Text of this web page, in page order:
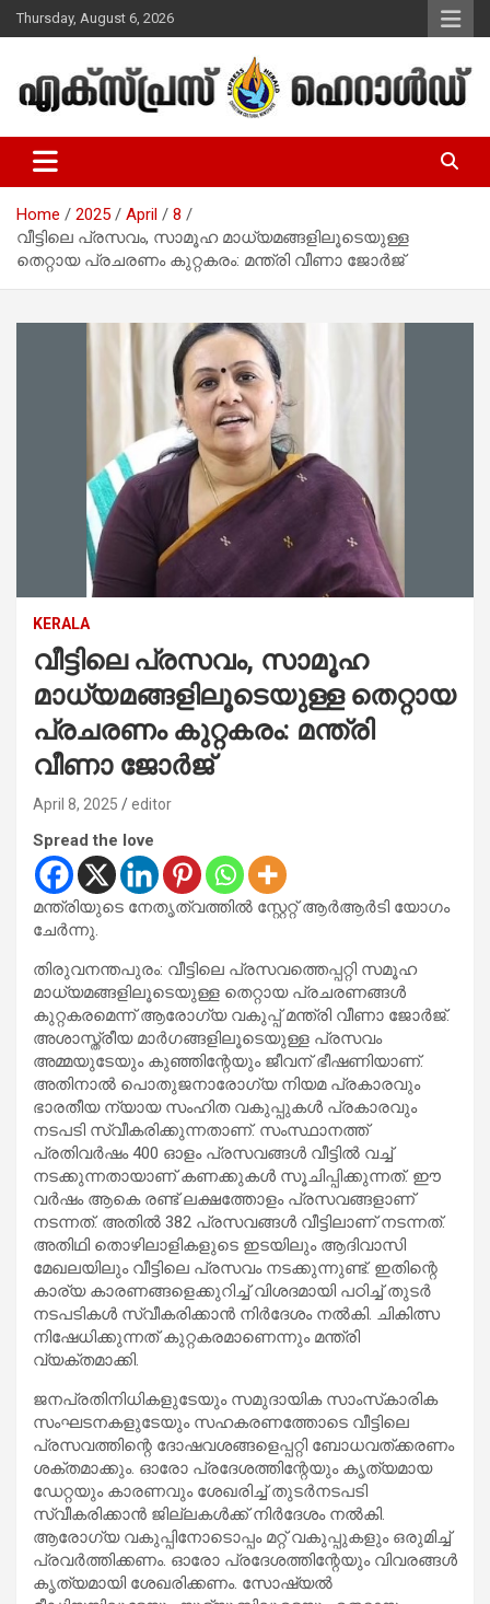
Skip
to
Thursday, August 6, 2026
Express Herald – Malayalam
Christian News
Home 2025 April
8
വീട്ടിലെ പ്രസവം, സാമൂഹ മാധ്യമങ്ങളിലൂടെയുള്ള
തെറ്റായ പ്രചരണം കുറ്റകരം: മന്ത്രി വീണാ ജോര്‍ജ്
KERALA
വീട്ടിലെ പ്രസവം, സാമൂഹ
മാധ്യമങ്ങളിലൂടെയുള്ള തെറ്റായ
പ്രചരണം കുറ്റകരം: മന്ത്രി
വീണാ ജോര്‍ജ്
April 8, 2025 editor
Spread the love
മന്ത്രിയുടെ നേതൃത്വത്തില്‍ സ്റ്റേറ്റ് ആര്‍ആര്‍ടി യോഗം
ചേര്‍ന്നു.
തിരുവനന്തപുരം: വീട്ടിലെ പ്രസവത്തെപ്പറ്റി സമൂഹ
മാധ്യമങ്ങളിലൂടെയുള്ള തെറ്റായ പ്രചരണങ്ങള്‍
കുറ്റകരമെന്ന് ആരോഗ്യ വകുപ്പ് മന്ത്രി വീണാ ജോര്‍ജ്.
അശാസ്ത്രീയ മാര്‍ഗങ്ങളിലൂടെയുള്ള പ്രസവം
അമ്മയുടേയും കുഞ്ഞിന്റേയും ജീവന് ഭീഷണിയാണ്.
അതിനാല്‍ പൊതുജനാരോഗ്യ നിയമ പ്രകാരവും
ഭാരതീയ ന്യായ സംഹിത വകുപ്പുകള്‍ പ്രകാരവും
നടപടി സ്വീകരിക്കുന്നതാണ്. സംസ്ഥാനത്ത്
പ്രതിവര്‍ഷം 400 ഓളം പ്രസവങ്ങള്‍ വീട്ടില്‍ വച്ച്
നടക്കുന്നതായാണ് കണക്കുകള്‍ സൂചിപ്പിക്കുന്നത്. ഈ
വര്‍ഷം ആകെ രണ്ട് ലക്ഷത്തോളം പ്രസവങ്ങളാണ്
നടന്നത്. അതില്‍ 382 പ്രസവങ്ങള്‍ വീട്ടിലാണ് നടന്നത്.
അതിഥി തൊഴിലാളികളുടെ ഇടയിലും ആദിവാസി
മേഖലയിലും വീട്ടിലെ പ്രസവം നടക്കുന്നുണ്ട്. ഇതിന്റെ
കാര്യ കാരണങ്ങളെക്കുറിച്ച് വിശദമായി പഠിച്ച് തുടര്‍
നടപടികള്‍ സ്വീകരിക്കാന്‍ നിര്‍ദേശം നല്‍കി. ചികിത്സ
നിഷേധിക്കുന്നത് കുറ്റകരമാണെന്നും മന്ത്രി
വ്യക്തമാക്കി.
ജനപ്രതിനിധികളുടേയും സമുദായിക സാംസ്‌കാരിക
സംഘടനകളുടേയും സഹകരണത്തോടെ വീട്ടിലെ
പ്രസവത്തിന്റെ ദോഷവശങ്ങളെപ്പറ്റി ബോധവത്ക്കരണം
ശക്തമാക്കും. ഓരോ പ്രദേശത്തിന്റേയും കൃത്യമായ
ഡേറ്റയും കാരണവും ശേഖരിച്ച് തുടര്‍നടപടി
സ്വീകരിക്കാന്‍ ജില്ലകള്‍ക്ക് നിര്‍ദേശം നല്‍കി.
ആരോഗ്യ വകുപ്പിനോടൊപ്പം മറ്റ് വകുപ്പുകളും ഒരുമിച്ച്
പ്രവര്‍ത്തിക്കണം. ഓരോ പ്രദേശത്തിന്റേയും വിവരങ്ങള്‍
കൃത്യമായി ശേഖരിക്കണം. സോഷ്യല്‍